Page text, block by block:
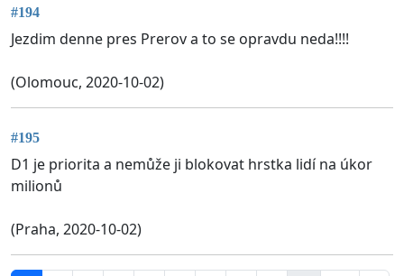
#194
Jezdim denne pres Prerov a to se opravdu neda!!!!
(Olomouc, 2020-10-02)
#195
D1 je priorita a nemůže ji blokovat hrstka lidí na úkor
milionů
(Praha, 2020-10-02)